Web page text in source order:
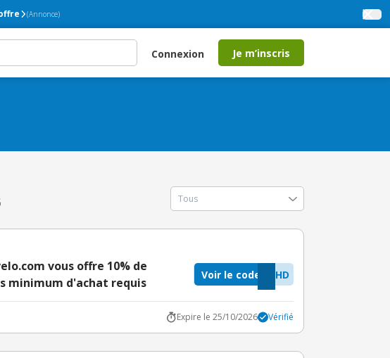
(Annonce)
Connexion Je m’inscris
vous offre 10% de
minimum d'achat requis
9HD
Voir le code
Expire le 25/10/2026 Vérifié